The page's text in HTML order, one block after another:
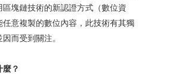
塊鏈技術的新認證方式（數位資
意複製的數位內容，此技術有其獨
而受到關注。
？